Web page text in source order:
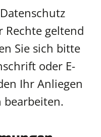
Rechte geltend
Sie sich bitte
oder E-
Ihr Anliegen
bearbeiten.